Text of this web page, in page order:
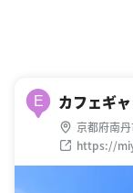
E カフェギ
京都府南
流館内
https://